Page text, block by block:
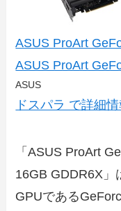
ASUS ProArt
ASUS ProArt
ASUS
ドスパラ で詳細
「ASUS ProArt
16GB GDDR6X」
GPUである